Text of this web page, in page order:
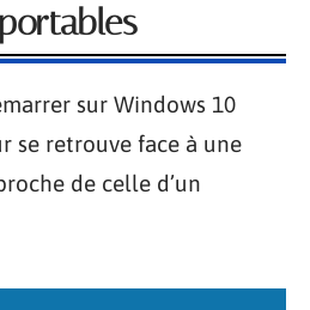
sur Windows 10
se retrouve face à une
de celle d’un